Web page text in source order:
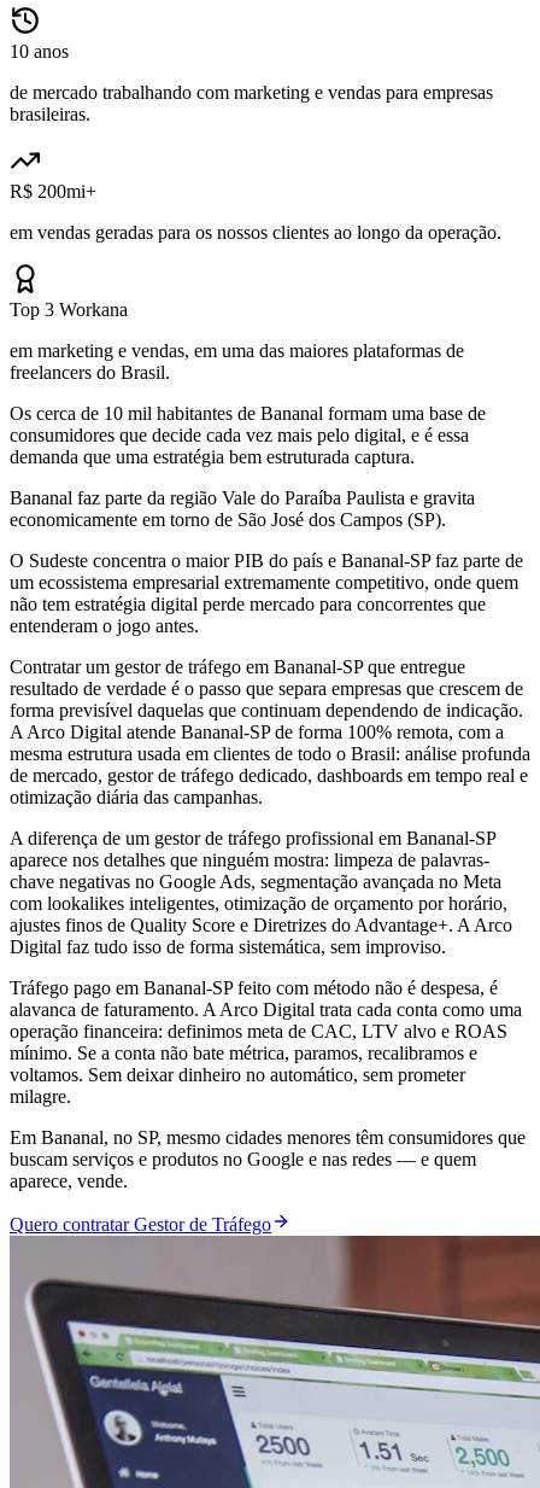
10 anos
de mercado trabalhando com marketing e vendas para empresas
brasileiras.
R$ 200mi+
em vendas geradas para os nossos clientes ao longo da operação.
Top 3 Workana
em marketing e vendas, em uma das maiores plataformas de
freelancers do Brasil.
Os cerca de 10 mil habitantes de Bananal formam uma base de
consumidores que decide cada vez mais pelo digital, e é essa
demanda que uma estratégia bem estruturada captura.
Bananal faz parte da região Vale do Paraíba Paulista e gravita
economicamente em torno de São José dos Campos (SP).
O Sudeste concentra o maior PIB do país e Bananal-SP faz parte de
um ecossistema empresarial extremamente competitivo, onde quem
não tem estratégia digital perde mercado para concorrentes que
entenderam o jogo antes.
Contratar um gestor de tráfego em Bananal-SP que entregue
resultado de verdade é o passo que separa empresas que crescem de
forma previsível daquelas que continuam dependendo de indicação.
A Arco Digital atende Bananal-SP de forma 100% remota, com a
mesma estrutura usada em clientes de todo o Brasil: análise profunda
de mercado, gestor de tráfego dedicado, dashboards em tempo real e
otimização diária das campanhas.
A diferença de um gestor de tráfego profissional em Bananal-SP
aparece nos detalhes que ninguém mostra: limpeza de palavras-
chave negativas no Google Ads, segmentação avançada no Meta
com lookalikes inteligentes, otimização de orçamento por horário,
ajustes finos de Quality Score e Diretrizes do Advantage+. A Arco
Digital faz tudo isso de forma sistemática, sem improviso.
Tráfego pago em Bananal-SP feito com método não é despesa, é
alavanca de faturamento. A Arco Digital trata cada conta como uma
operação financeira: definimos meta de CAC, LTV alvo e ROAS
mínimo. Se a conta não bate métrica, paramos, recalibramos e
voltamos. Sem deixar dinheiro no automático, sem prometer
milagre.
Em Bananal, no SP, mesmo cidades menores têm consumidores que
buscam serviços e produtos no Google e nas redes — e quem
aparece, vende.
Quero contratar Gestor de Tráfego